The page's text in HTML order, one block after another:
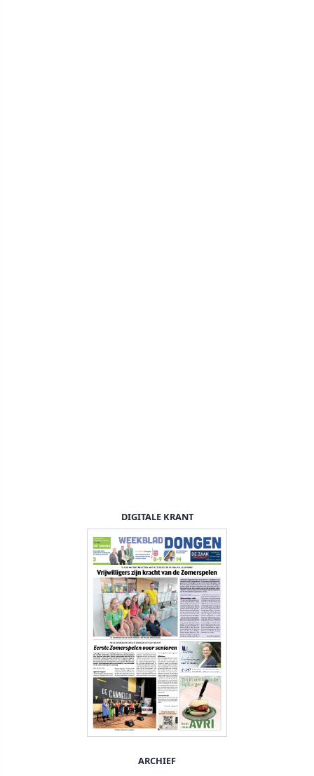
DIGITALE KRANT
ARCHIEF